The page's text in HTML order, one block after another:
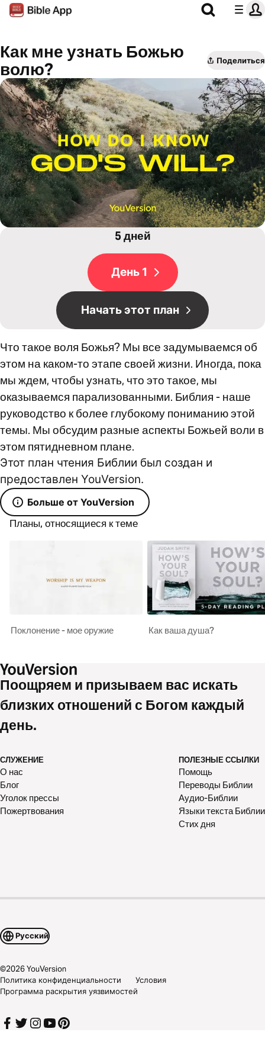
Как мне узнать Божью
волю?
Поделиться
5 дней
День 1
Начать этот план
Что такое воля Божья? Мы все задумываемся об
этом на каком-то этапе своей жизни. Иногда, пока
мы ждем, чтобы узнать, что это такое, мы
оказываемся парализованными. Библия - наше
руководство к более глубокому пониманию этой
темы. Мы обсудим разные аспекты Божьей воли в
этом пятидневном плане.
Этот план чтения Библии был создан и
предоставлен YouVersion.
Больше от YouVersion
Планы, относящиеся к теме
Поклонение - мое оружие Как ваша душа?
Поощряем и призываем вас искать
близких отношений с Богом каждый
день.
СЛУЖЕНИЕ
О нас
Блог
Уголок прессы
Пожертвования
ПОЛЕЗНЫЕ ССЫЛКИ
Помощь
Переводы Библии
Аудио-Библии
Языки текста Библии
Стих дня
Русский
©2026YouVersion
Политика конфиденциальности
Условия
Программа раскрытия уязвимостей